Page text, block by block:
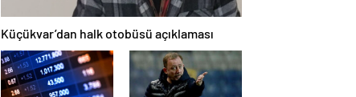
Küçükvar’dan halk otobüsü açıklaması